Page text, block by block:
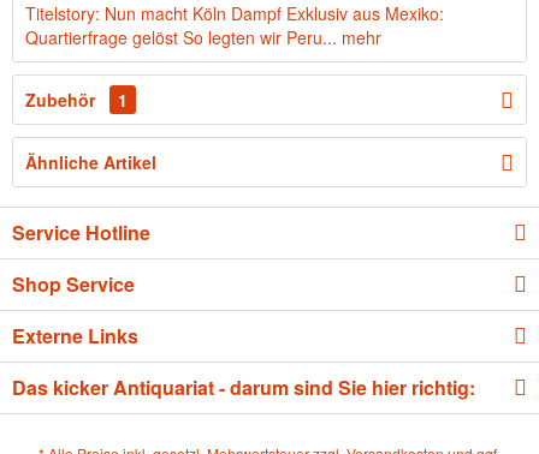
Titelstory: Nun macht Köln Dampf Exklusiv aus Mexiko:
Quartierfrage gelöst So legten wir Peru... mehr
Zubehör 1
Ähnliche Artikel
Service Hotline
Shop Service
Externe Links
Das kicker Antiquariat - darum sind Sie hier richtig: